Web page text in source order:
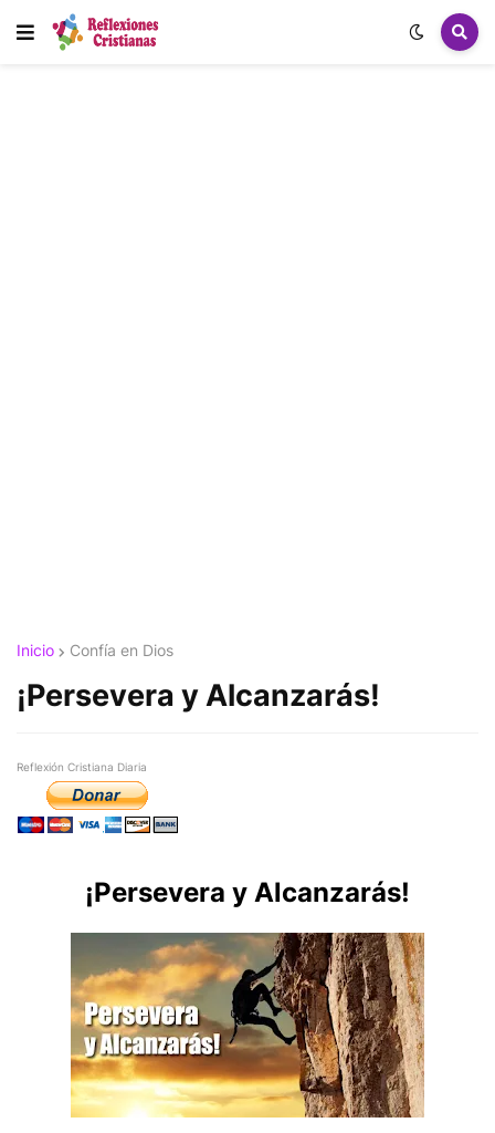
Inicio Confía en Dios
¡Persevera y Alcanzarás!
Reflexión Cristiana Diaria
¡Persevera y Alcanzarás!